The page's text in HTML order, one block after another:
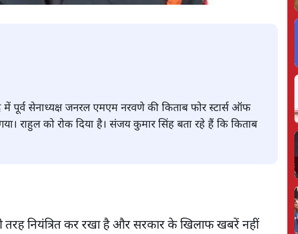
में पूर्व सेनाध्यक्ष जनरल एमएम नरवणे की किताब फोर स्टार्स ऑफ
राहुल को रोक दिया है। संजय कुमार सिंह बता रहे हैं कि किताब
तरह नियंत्रित कर रखा है और सरकार के खिलाफ खबरें नहीं